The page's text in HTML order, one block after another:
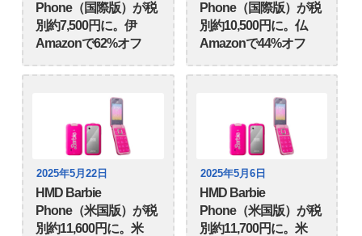
Phone（国際版）が税
別約7,500円に。伊
Amazonで62%オフ
Phone（国際版）が税
別約10,500円に。仏
Amazonで44%オフ
2025年5月22日
HMD Barbie
Phone（米国版）が税
別約11,600円に。米
2025年5月6日
HMD Barbie
Phone（米国版）が税
別約11,700円に。米